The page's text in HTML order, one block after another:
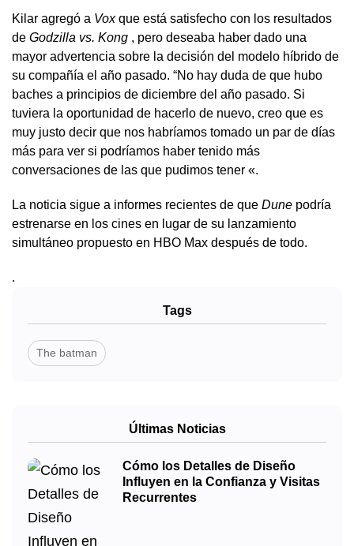
Kilar agregó a Voxque está satisfecho con los resultados
de Godzilla vs. Kong , pero deseaba haber dado una
mayor advertencia sobre la decisión del modelo híbrido de
su compañía el año pasado. “No hay duda de que hubo
baches a principios de diciembre del año pasado. Si
tuviera la oportunidad de hacerlo de nuevo, creo que es
muy justo decir que nos habríamos tomado un par de días
más para ver si podríamos haber tenido más
conversaciones de las que pudimos tener «.
La noticia sigue a informes recientes de que Dune podría
estrenarse en los cines en lugar de su lanzamiento
simultáneo propuesto en HBO Max después de todo.
.
Tags
The batman
Últimas Noticias
Cómo los Detalles de Diseño
Influyen en la Confianza y Visitas
Recurrentes